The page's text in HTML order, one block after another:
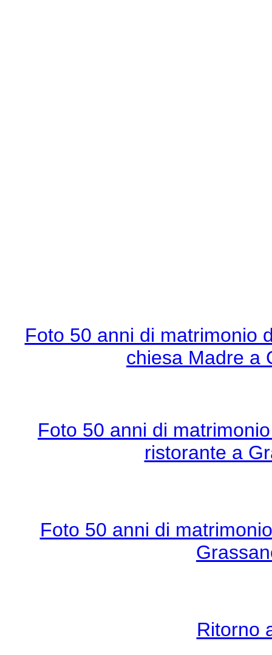
Foto 50 anni di matrimonio
chiesa Madre a
Foto 50 anni di
ristorante a
Foto 50 anni di
Ritorno